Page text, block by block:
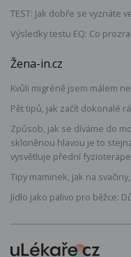
TEST: Jak dobře se vyznáte
Výsledky testu EQ: Co
Žena-in.cz
Kvůli migréně jsem málem
Pět tipů, jak začít dokonalé
Způsob, jak se díváme do
skloněnou hlavou je to
vysvětluje přední
Tipy maminek, jak na
Jídlo jako palivo pro běžce: